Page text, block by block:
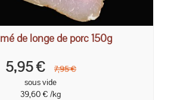
de longe de porc 150g
5,95 €
7,95 €
sous vide
39,60 € /kg